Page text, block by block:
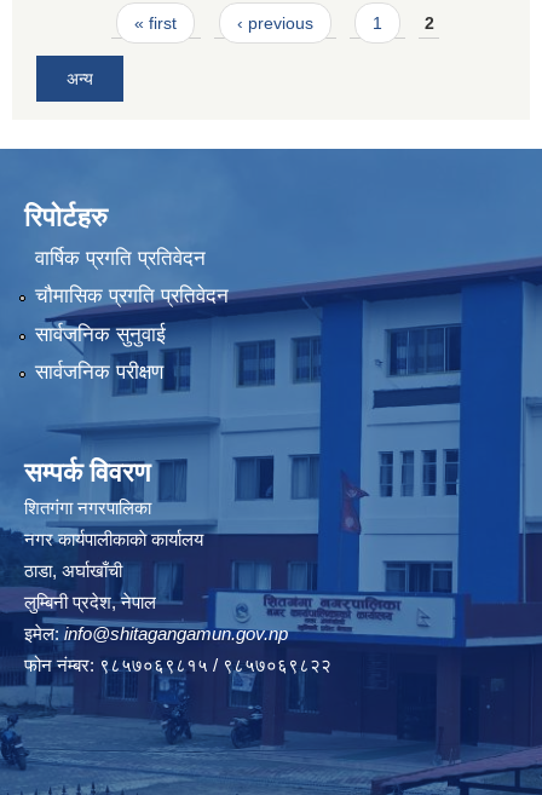
Pages« first ‹ previous 1 2
अन्य
रिपोर्टहरु
वार्षिक प्रगति प्रतिवेदन
चौमासिक प्रगति प्रतिवेदन
सार्वजनिक सुनुवाई
सार्वजनिक परीक्षण
सम्पर्क विवरण
शितगंगा नगरपालिका
नगर कार्यपालीकाकाे कार्यालय
ठाडा, अर्घाखाँची
लुम्बिनी प्रदेश, नेपाल
इमेल: info@shitagangamun.gov.np
फोन नंम्बर: ९८५७०६९८१५ / ९८५७०६९८२२